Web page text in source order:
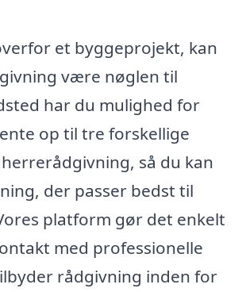
et byggeprojekt, kan
være nøglen til
har du mulighed for
op til tre forskellige
så du kan
der passer bedst til
platform gør det enkelt
med professionelle
rådgivning inden for